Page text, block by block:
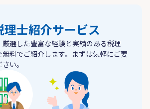
理士紹介サービス
選した豊富な経験と実績のある税理
料でご紹介します。まずは気軽にご要
い。